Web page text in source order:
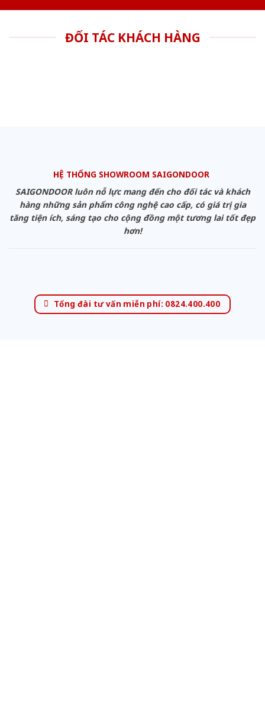
ĐỐI TÁC KHÁCH HÀNG
HỆ THỐNG SHOWROOM SAIGONDOOR
SAIGONDOOR luôn nỗ lực mang đến cho đối tác và khách
hàng những sản phẩm công nghệ cao cấp, có giá trị gia
tăng tiện ích, sáng tạo cho cộng đồng một tương lai tốt đẹp
hơn!
Tổng đài tư vấn miễn phí: 0824.400.400